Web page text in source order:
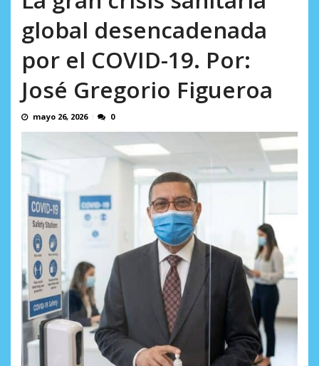
global desencadenada
por el COVID-19. Por:
José Gregorio Figueroa
mayo 26, 2026 0